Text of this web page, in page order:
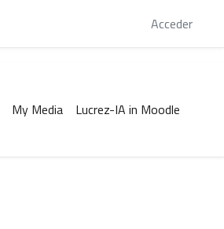
Acceder
My Media Lucrez-IA in Moodle